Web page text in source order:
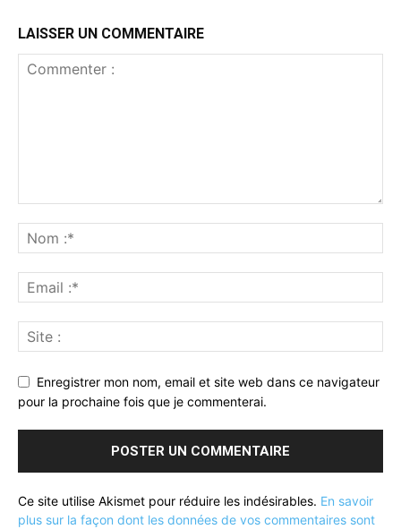
LAISSER UN COMMENTAIRE
Enregistrer mon nom, email et site web dans ce navigateur
pour la prochaine fois que je commenterai.
Ce site utilise Akismet pour réduire les indésirables. En savoir
plus sur la façon dont les données de vos commentaires sont